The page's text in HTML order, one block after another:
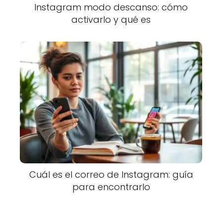
Instagram modo descanso: cómo
activarlo y qué es
Cuál es el correo de Instagram: guía
para encontrarlo